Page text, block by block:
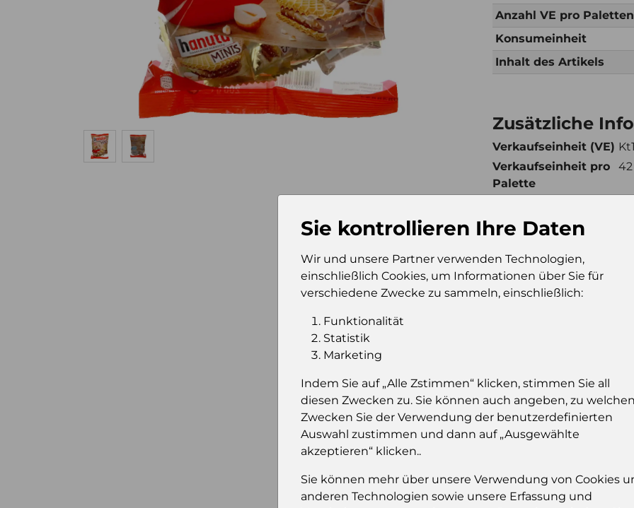
Anzahl VE pro
Konsumeinheit
Inhalt des Artikels
Zusätzliche
Verkaufseinheit (VE)
Verkaufseinheit pro
Palette
42
Stückzahl pro
Palette
Einloggen
Sie kontrollieren Ihre Daten
Wir und unsere Partner verwenden Technologien,
einschließlich Cookies, um Informationen über Sie für
verschiedene Zwecke zu sammeln, einschließlich:
Funktionalität
Statistik
Marketing
Indem Sie auf „Alle Zstimmen“ klicken, stimmen Sie all
diesen Zwecken zu. Sie können auch angeben, zu
Zwecken Sie der Verwendung der benutzerdefinierten
Auswahl zustimmen und dann auf „Ausgewählte
akzeptieren“ klicken..
Sie können mehr über unsere Verwendung von Cookies
anderen Technologien sowie unsere Erfassung und